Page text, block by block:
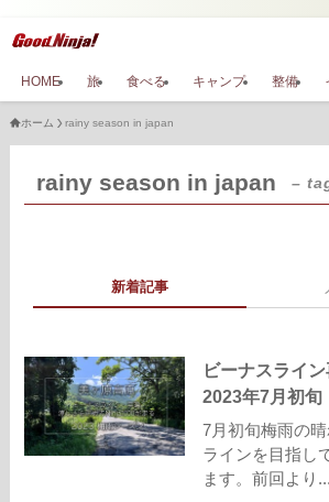
HOME 旅 食べる キャンプ 整備
ホーム rainy season in japan
rainy season in japan –
新着記事
ビーナスライン
2023年7月初旬
7月初旬梅雨の
ラインを目指し
ます。前回より...